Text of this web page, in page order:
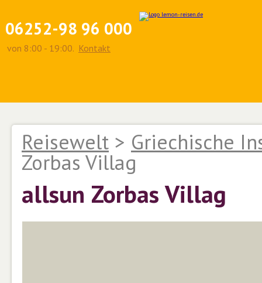
06252-98 96 000
von 8:00 - 19:00. Kontakt
Reisewelt > Griechische
Zorbas Villag
allsun Zorbas Villag